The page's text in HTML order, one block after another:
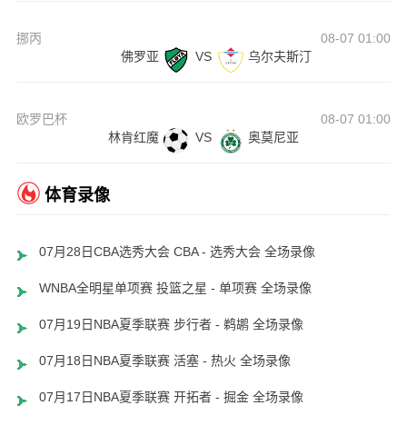
挪丙
08-07 01:00
佛罗亚
VS 乌尔夫斯汀
欧罗巴杯
08-07 01:00
林肯红魔
VS 奥莫尼亚
体育录像
07月28日CBA选秀大会 CBA - 选秀大会 全场录像
WNBA全明星单项赛 投篮之星 - 单项赛 全场录像
07月19日NBA夏季联赛 步行者 - 鹈鹕 全场录像
07月18日NBA夏季联赛 活塞 - 热火 全场录像
07月17日NBA夏季联赛 开拓者 - 掘金 全场录像